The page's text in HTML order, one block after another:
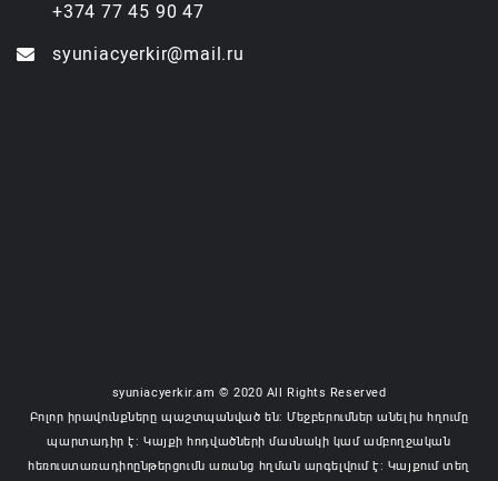
+374 77 45 90 47
syuniacyerkir@mail.ru
syuniacyerkir.am © 2020 All Rights Reserved
Բոլոր իրավունքները պաշտպանված են: Մեջբերումներ անելիս հղումը
պարտադիր է: Կայքի հոդվածների մասնակի կամ ամբողջական
հեռուստառադիոընթերցումն առանց հղման արգելվում է: Կայքում տեղ